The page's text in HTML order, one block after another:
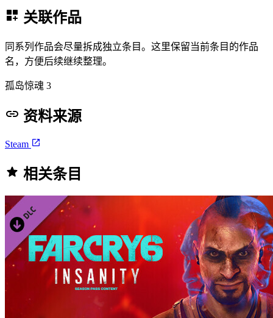
关联作品
同系列作品会尽量拆成独立条目。这里保留当前条目的作品
名，方便后续继续整理。
孤岛惊魂 3
资料来源
Steam
相关条目